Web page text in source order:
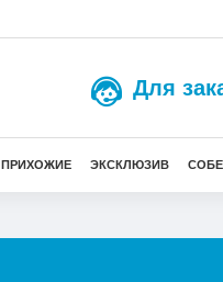
Для
ПРИХОЖИЕ ЭКСКЛЮЗИВ